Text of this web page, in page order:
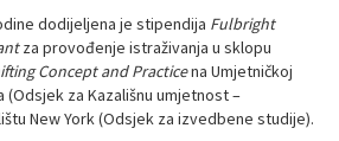
dodijeljena je stipendija Fulbright
za provođenje istraživanja u sklopu
Concept and Practicena Umjetničkoj
(Odsjek za Kazališnu umjetnost –
New York (Odsjek za izvedbene studije).